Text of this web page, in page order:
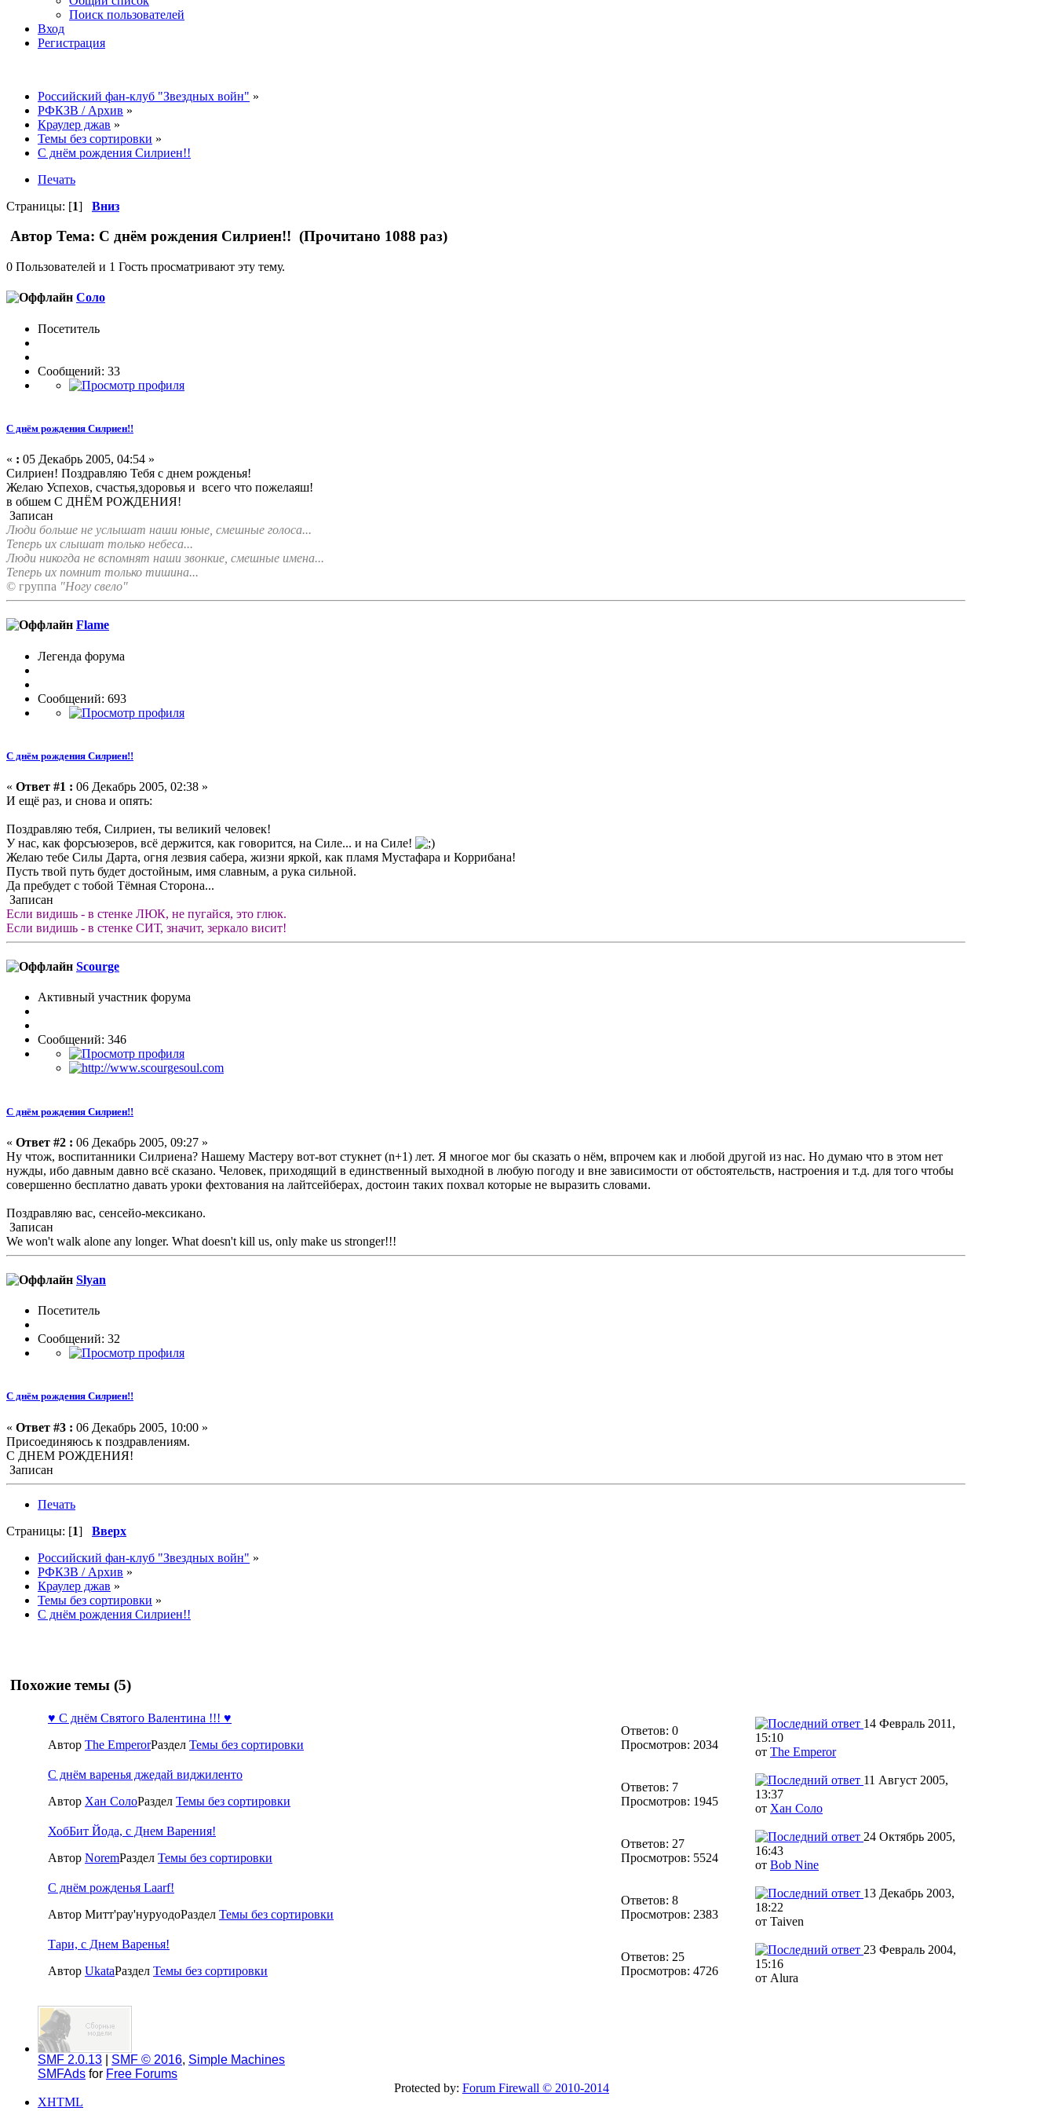
Поиск пользователей
Вход
Регистрация
Российский фан-клуб "Звездных войн" »
РФКЗВ / Архив »
Краулер джав »
Темы без сортировки »
С днём рождения Силриен!!
Печать
Страницы: [1] Вниз
Автор Тема: С днём рождения Силриен!! (Прочитано 1088 раз)
0 Пользователей и 1 Гость просматривают эту тему.
Соло
Посетитель
Сообщений: 33
С днём рождения Силриен!!
« : 05 Декабрь 2005, 04:54 »
Силриен! Поздравляю Тебя с днем рожденья!
Желаю Успехов, счастья,здоровья и всего что пожелаяш!
в обшем С ДНЁМ РОЖДЕНИЯ!
Записан
Люди больше не услышат наши юные, смешные голоса...
Теперь их слышат только небеса...
Люди никогда не вспомнят наши звонкие, смешные имена...
Теперь их помнит только тишина...
© группа "Ногу свело"
Flame
Легенда форума
Сообщений: 693
С днём рождения Силриен!!
« Ответ #1 : 06 Декабрь 2005, 02:38 »
И ещё раз, и снова и опять:
Поздравляю тебя, Силриен, ты великий человек!
У нас, как форсъюзеров, всё держится, как говорится, на Силе... и на Силе!
Желаю тебе Силы Дарта, огня лезвия сабера, жизни яркой, как пламя Мустафара и Коррибана!
Пусть твой путь будет достойным, имя славным, а рука сильной.
Да пребудет с тобой Тёмная Сторона...
Записан
Если видишь - в стенке ЛЮК, не пугайся, это глюк.
Если видишь - в стенке СИТ, значит, зеркало висит!
Scourge
Активный участник форума
Сообщений: 346
С днём рождения Силриен!!
« Ответ #2 : 06 Декабрь 2005, 09:27 »
Ну чтож, воспитанники Силриена? Нашему Мастеру вот-вот стукнет (n+1) лет. Я многое мог бы сказать о нём, впрочем как и любой другой из нас. Но думаю что в этом нет
нужды, ибо давным давно всё сказано. Человек, приходящий в единственный выходной в любую погоду и вне зависимости от обстоятельств, настроения и т.д. для того чтобы
совершенно бесплатно давать уроки фехтования на лайтсейберах, достоин таких похвал которые не выразить словами.
Поздравляю вас, сенсейо-мексикано.
Записан
We won't walk alone any longer. What doesn't kill us, only make us stronger!!!
Slyan
Посетитель
Сообщений: 32
С днём рождения Силриен!!
« Ответ #3 : 06 Декабрь 2005, 10:00 »
Присоединяюсь к поздравлениям.
С ДНЕМ РОЖДЕНИЯ!
Записан
Печать
Страницы: [1] Вверх
Российский фан-клуб "Звездных войн" »
РФКЗВ / Архив »
Краулер джав »
Темы без сортировки »
С днём рождения Силриен!!
Похожие темы (5)
♥ С днём Святого Валентина !!! ♥
Автор The EmperorРаздел Темы без сортировки
Ответов: 0
Просмотров: 2034
14 Февраль 2011,
15:10
от The Emperor
С днём варенья джедай виджиленто
Автор Хан СолоРаздел Темы без сортировки
Ответов: 7
Просмотров: 1945
11 Август 2005,
13:37
от Хан Соло
ХобБит Йода, с Днем Варения!
Автор NoremРаздел Темы без сортировки
Ответов: 27
Просмотров: 5524
24 Октябрь 2005,
16:43
от Bob Nine
С днём рожденья Laarf!
Автор Митт'рау'нуруодоРаздел Темы без сортировки
Ответов: 8
Просмотров: 2383
13 Декабрь 2003,
18:22
от Taiven
Тари, с Днем Варенья!
Автор UkataРаздел Темы без сортировки
Ответов: 25
Просмотров: 4726
23 Февраль 2004,
15:16
от Alura
SMF 2.0.13 SMF © 2016, Simple Machines
SMFAds for Free Forums
Protected by: Forum Firewall © 2010-2014
XHTML